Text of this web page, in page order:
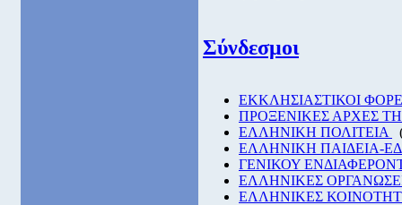
Σύνδεσμοι
EKKΛΗΣΙΑΣΤΙΚΟΙ
ΠΡΟΞΕΝΙΚΕΣ ΑΡΧΕΣ
ΕΛΛΗΝΙΚΗ ΠΟΛΙΤΕΙΑ
ΕΛΛΗΝΙΚΗ ΠΑΙΔΕΙΑ-
ΓΕΝΙΚΟΥ
ΕΛΛΗΝΙΚΕΣ
ΕΛΛΗΝΙΚΕΣ